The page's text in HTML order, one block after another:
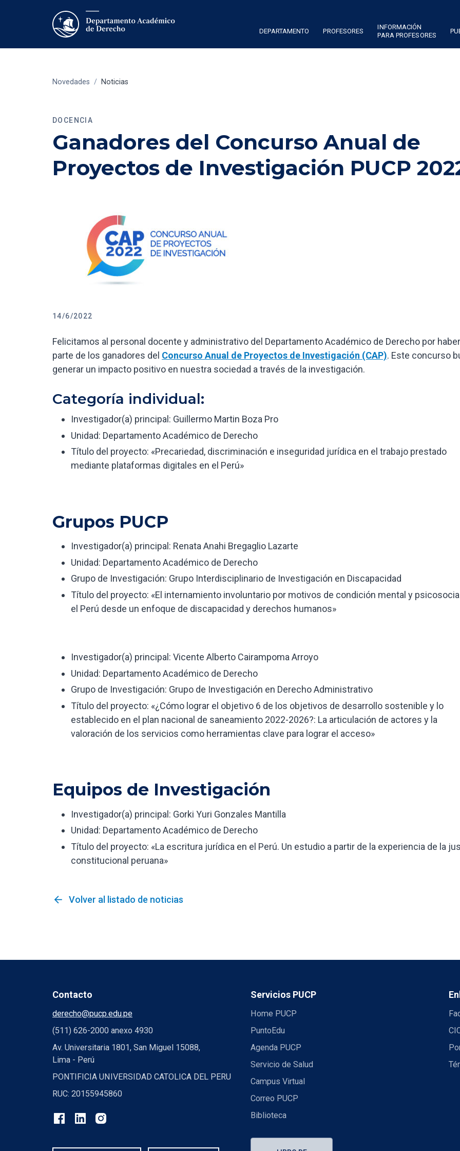
DEPARTAMENTO PROFESORES
INFORMACIÓN
PARA PROFESORES
Novedades / Noticias
DOCENCIA
Ganadores del Concurso Anual de
Proyectos de Investigación PUCP
14/6/2022
Felicitamos al personal docente y administrativo del Departamento Académico de Derecho por
parte de los ganadores del Concurso Anual de Proyectos de Investigación (CAP). Este concurso
generar un impacto positivo en nuestra sociedad a través de la investigación.
Categoría individual:
Investigador(a) principal: Guillermo Martin Boza Pro
Unidad: Departamento Académico de Derecho
Título del proyecto: «Precariedad, discriminación e inseguridad jurídica en el trabajo prestado
mediante plataformas digitales en el Perú»
Grupos PUCP
Investigador(a) principal: Renata Anahi Bregaglio Lazarte
Unidad: Departamento Académico de Derecho
Grupo de Investigación: Grupo Interdisciplinario de Investigación en Discapacidad
Título del proyecto: «El internamiento involuntario por motivos de condición mental y
el Perú desde un enfoque de discapacidad y derechos humanos»
Investigador(a) principal: Vicente Alberto Cairampoma Arroyo
Unidad: Departamento Académico de Derecho
Grupo de Investigación: Grupo de Investigación en Derecho Administrativo
Título del proyecto: «¿Cómo lograr el objetivo 6 de los objetivos de desarrollo sostenible y lo
establecido en el plan nacional de saneamiento 2022-2026?: La articulación de actores y la
valoración de los servicios como herramientas clave para lograr el acceso»
Equipos de Investigación
Investigador(a) principal: Gorki Yuri Gonzales Mantilla
Unidad: Departamento Académico de Derecho
Título del proyecto: «La escritura jurídica en el Perú. Un estudio a partir de la experiencia de la
constitucional peruana»
arrow_back Volver al listado de noticias
Contacto
derecho@pucp.edu.pe
(511) 626-2000 anexo 4930
Av. Universitaria 1801, San Miguel 15088,
Lima - Perú
PONTIFICIA UNIVERSIDAD CATOLICA DEL PERU
RUC: 20155945860
Servicios PUCP
Home PUCP
PuntoEdu
Agenda PUCP
Servicio de Salud
Campus Virtual
Correo PUCP
Biblioteca